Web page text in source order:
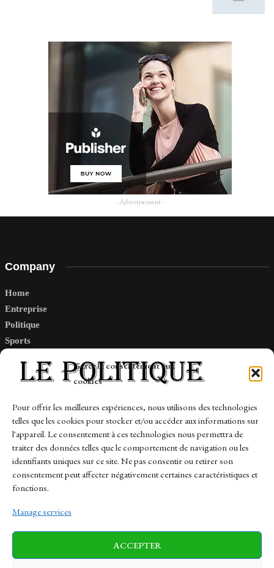
Gérer le consentement aux
cookies
Pour offrir les meilleures expériences, nous utilisons des technologies
telles que les cookies pour stocker et/ou accéder aux informations sur
l'appareil. Le consentement à ces technologies nous permettra de
traiter des données telles que le comportement de navigation ou les
identifiants uniques sur ce site. Ne pas consentir ou retirer son
consentement peut affecter négativement certaines caractéristiques et
fonctions.
Manage services
ACCEPTER
- Advertisement -
Company
Home
Entreprise
Politique
Sports
Links
Contact
Sitemap
News Finance-Marches Politics
Business Tech Health Sports Travel